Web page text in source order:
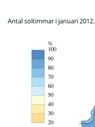
Antal soltimmar i januari 2012.